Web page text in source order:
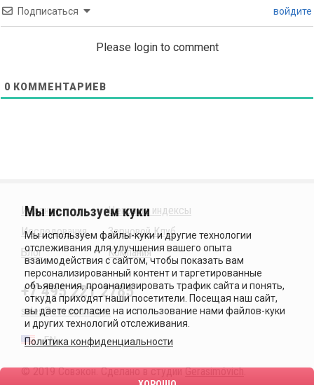
Подписаться войдите
Please login to comment
0 КОММЕНТАРИЕВ
Издания
Исследования
Блог
Ценовые индексы
Зерновой Клуб
Компания
+7 495 221 2785
sales@sovecon.com
EN
© 2019 Совэкон. Сделано в студииGerasimóvich.
Политика конфиденциальности